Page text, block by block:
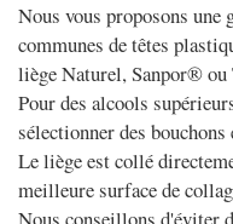
Nous vous proposons une
communes de têtes
liège Naturel, Sanpor® ou
Pour des alcools
sélectionner des
Le liège est collé
meilleure surface de